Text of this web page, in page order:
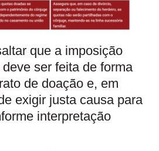
que a imposição
ser feita de forma
de doação e, em
exigir justa causa para
interpretação